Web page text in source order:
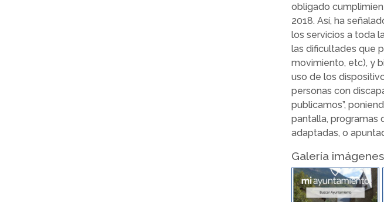
obligado
2018. Así, ha
los servicios a toda
las dificultades que
movimiento, etc), y
uso de los
personas con
publicamos”,
pantalla, programas
adaptadas, o
Galería imágenes